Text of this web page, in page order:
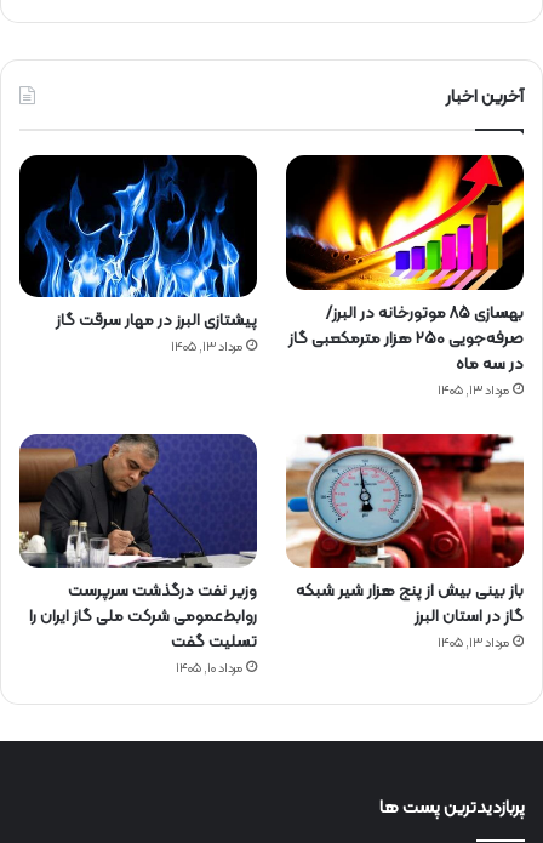
آخرین اخبار
بهسازی ۸۵ موتورخانه در البرز/
صرفه‌جویی ۲۵۰ هزار مترمکعبی گاز
در سه ماه
مرداد ۱۳, ۱۴۰۵
پیشتازی البرز در مهار سرقت گاز
مرداد ۱۳, ۱۴۰۵
باز بینی بیش از پنج هزار شیر شبکه
گاز در استان البرز
مرداد ۱۳, ۱۴۰۵
وزیر نفت درگذشت سرپرست
روابط‌عمومی شرکت ملی گاز ایران را
تسلیت گفت
مرداد ۱۰, ۱۴۰۵
پربازدیدترین پست ها